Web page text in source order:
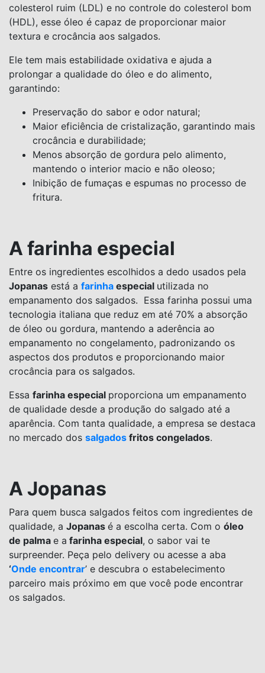
colesterol ruim (LDL) e no controle do colesterol bom
(HDL), esse óleo é capaz de proporcionar maior
textura e crocância aos salgados.
Ele tem mais estabilidade oxidativa e ajuda a
prolongar a qualidade do óleo e do alimento,
garantindo:
Preservação do sabor e odor natural;
Maior eficiência de cristalização, garantindo mais
crocância e durabilidade;
Menos absorção de gordura pelo alimento,
mantendo o interior macio e não oleoso;
Inibição de fumaças e espumas no processo de
fritura.
A farinha especial
Entre os ingredientes escolhidos a dedo usados pela
Jopanas está a farinha especial utilizada no
empanamento dos salgados. Essa farinha possui uma
tecnologia italiana que reduz em até 70% a absorção
de óleo ou gordura, mantendo a aderência ao
empanamento no congelamento, padronizando os
aspectos dos produtos e proporcionando maior
crocância para os salgados.
Essa farinha especial proporciona um empanamento
de qualidade desde a produção do salgado até a
aparência. Com tanta qualidade, a empresa se destaca
no mercado dos salgados fritos congelados.
A Jopanas
Para quem busca salgados feitos com ingredientes de
qualidade, a Jopanas é a escolha certa. Com o óleo
de palma e a farinha especial, o sabor vai te
surpreender. Peça pelo delivery ou acesse a aba
‘Onde encontrar’ e descubra o estabelecimento
parceiro mais próximo em que você pode encontrar
os salgados.